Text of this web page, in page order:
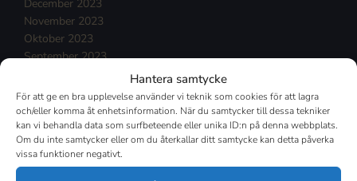
Hantera samtycke
För att ge en bra upplevelse använder vi teknik som cookies för att lagra
och/eller komma åt enhetsinformation. När du samtycker till dessa tekniker
kan vi behandla data som surfbeteende eller unika ID:n på denna webbplats.
Om du inte samtycker eller om du återkallar ditt samtycke kan detta påverka
vissa funktioner negativt.
December 2023
November 2023
Oktober 2023
September 2023
Juli 2023
Juni 2023
Maj 2023
April 2023
Mars 2023